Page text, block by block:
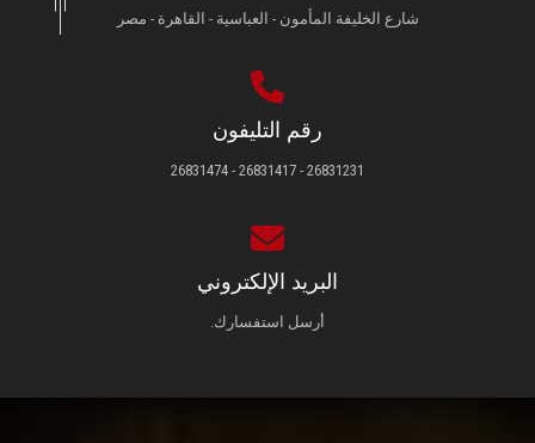
شارع الخليفة المأمون - العباسية - القاهرة - مصر
رقم التليفون
26831231 - 26831417 - 26831474
البريد الإلكتروني
أرسل استفسارك.